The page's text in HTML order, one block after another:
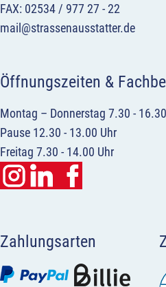
FAX: 02534 / 977 27 - 22
mail@strassenausstatter.de
Öffnungszeiten &
Montag – Donnerstag 7.30 -
Pause 12.30 - 13.00 Uhr
Freitag 7.30 - 14.00 Uhr
Zahlungsarten